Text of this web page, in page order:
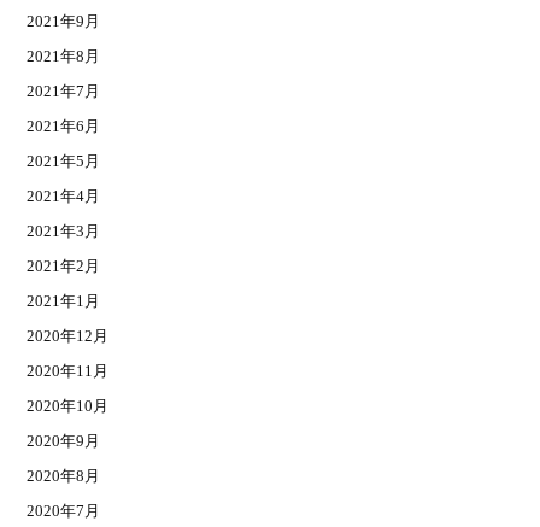
2021年9月
2021年8月
2021年7月
2021年6月
2021年5月
2021年4月
2021年3月
2021年2月
2021年1月
2020年12月
2020年11月
2020年10月
2020年9月
2020年8月
2020年7月